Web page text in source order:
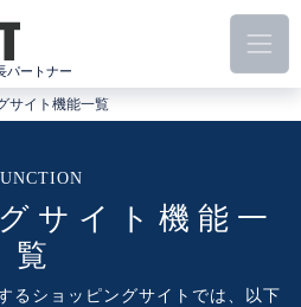
パートナー
サイト機能一覧
サイト機能一
覧
るショッピングサイトでは、以下